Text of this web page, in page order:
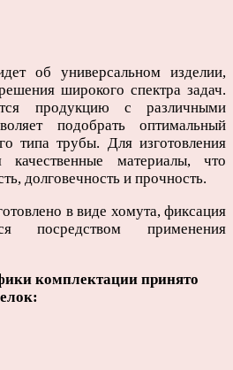
об универсальном изделии,
широкого спектра задач.
продукцию с различными
подобрать оптимальный
типа трубы. Для изготовления
качественные материалы, что
долговечность и прочность.
в виде хомута, фиксация
посредством применения
комплектации принято